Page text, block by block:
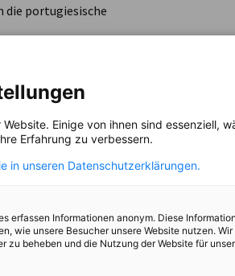
die portugiesische
Deutschland,
Einige von ihnen sind essenziell,
Erfahrung zu verbessern.
in unseren Datenschutzerklärungen.
erfassen Informationen anonym. Diese
wie unsere Besucher unsere Website nutzen.
zu beheben und die Nutzung der Website für